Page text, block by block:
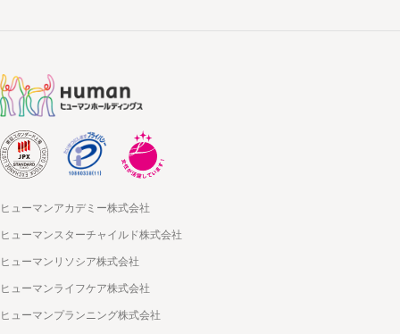
ヒューマンアカデミー株式会社
ヒューマンスターチャイルド株式会社
ヒューマンリソシア株式会社
ヒューマンライフケア株式会社
ヒューマンプランニング株式会社